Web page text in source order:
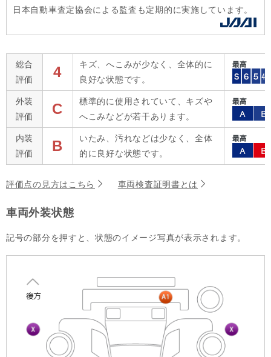
日本自動車査定協会による監査も定期的に実施しています。
総合
評価
4
キズ、へこみが少なく、全体的に
良好な状態です。
外装
評価
C
標準的に使用されていて、キズや
へこみなどが若干あります。
内装
評価
B
いたみ、汚れなどは少なく、全体
的に良好な状態です。
評価点の見方はこちら 車両検査証明書とは
車両外装状態
記号の部分を押すと、状態のイメージ写真が表示されます。